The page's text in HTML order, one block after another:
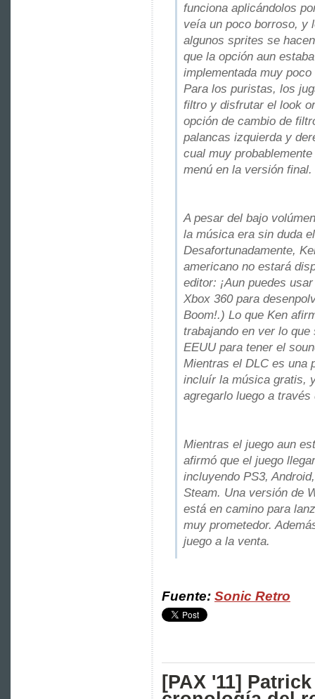
funciona aplicándolos
veía un poco borroso, y
algunos sprites se
que la opción aun
implementada muy
Para los puristas, los
filtro y disfrutar el look
opción de cambio de
palancas izquierda y
cual muy
menú en la versión final.
A pesar del bajo
la música era sin duda
Desafortunadamente,
americano no estará
editor: ¡Aun puedes
Xbox 360 para
Boom!.) Lo que Ken
trabajando en ver lo
EEUU para tener el
Mientras el DLC es una
incluír la música gratis,
agregarlo luego a través
Mientras el juego aun
afirmó que el juego
incluyendo PS3,
Steam. Una versión de
está en camino para
muy prometedor.
juego a la venta.
Fuente: Sonic Retro
[PAX '11]